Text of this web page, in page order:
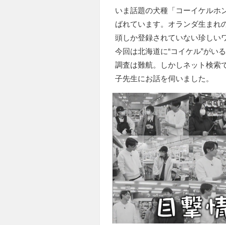
いま話題の犬種「コーイケルホ
ばれています。オランダ生まれ
頭しか登録されていない珍しい
今回は北海道に“コイケル”がい
調査は難航。しかしネット検索
子先生にお話を伺いました。